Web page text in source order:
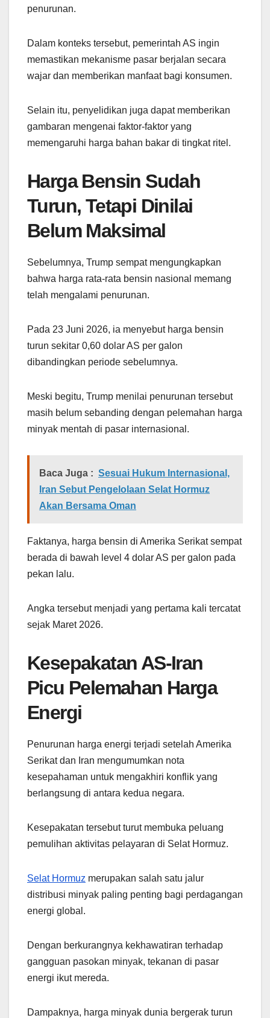
penurunan.
Dalam konteks tersebut, pemerintah AS ingin
memastikan mekanisme pasar berjalan secara
wajar dan memberikan manfaat bagi konsumen.
Selain itu, penyelidikan juga dapat memberikan
gambaran mengenai faktor-faktor yang
memengaruhi harga bahan bakar di tingkat ritel.
Harga Bensin Sudah
Turun, Tetapi Dinilai
Belum Maksimal
Sebelumnya, Trump sempat mengungkapkan
bahwa harga rata-rata bensin nasional memang
telah mengalami penurunan.
Pada 23 Juni 2026, ia menyebut harga bensin
turun sekitar 0,60 dolar AS per galon
dibandingkan periode sebelumnya.
Meski begitu, Trump menilai penurunan tersebut
masih belum sebanding dengan pelemahan harga
minyak mentah di pasar internasional.
Baca Juga : Sesuai Hukum Internasional,
Iran Sebut Pengelolaan Selat Hormuz
Akan Bersama Oman
Faktanya, harga bensin di Amerika Serikat sempat
berada di bawah level 4 dolar AS per galon pada
pekan lalu.
Angka tersebut menjadi yang pertama kali tercatat
sejak Maret 2026.
Kesepakatan AS-Iran
Picu Pelemahan Harga
Energi
Penurunan harga energi terjadi setelah Amerika
Serikat dan Iran mengumumkan nota
kesepahaman untuk mengakhiri konflik yang
berlangsung di antara kedua negara.
Kesepakatan tersebut turut membuka peluang
pemulihan aktivitas pelayaran di Selat Hormuz.
Selat Hormuz merupakan salah satu jalur
distribusi minyak paling penting bagi perdagangan
energi global.
Dengan berkurangnya kekhawatiran terhadap
gangguan pasokan minyak, tekanan di pasar
energi ikut mereda.
Dampaknya, harga minyak dunia bergerak turun